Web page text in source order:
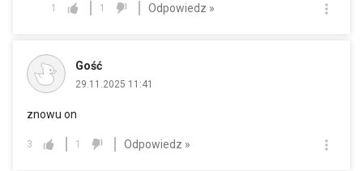
1 1 Odpowiedz »
Gość
29.11.2025 11:41
znowu on
3 1 Odpowiedz »